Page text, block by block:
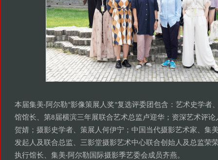
本届集美· 阿尔勒“影像策展人奖”复选评委团包含 ： 艺术史学者
馆馆长 、 第8 届横滨三年展联合艺术总监卢迎华； 资深艺术评论
贺婧； 摄影史学者、 策展人何伊宁 ； 中国当代摄影艺术家 、 集
发起人及联合总监 、 三影堂摄影艺术中心联合创始人及总监荣
执行馆长 、 集美· 阿尔勒国际摄影季艺委会成员齐燕。